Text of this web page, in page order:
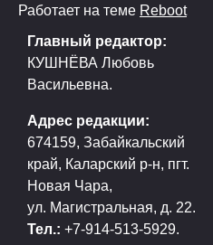
Работает на теме Reboot
Главный редактор:
КУШНЁВА Любовь
Васильевна.
Адрес редакции:
674159, Забайкальский
край, Каларский р-н, пгт.
Новая Чара,
ул. Магистральная, д. 22.
Тел.: +7-914-513-5929.